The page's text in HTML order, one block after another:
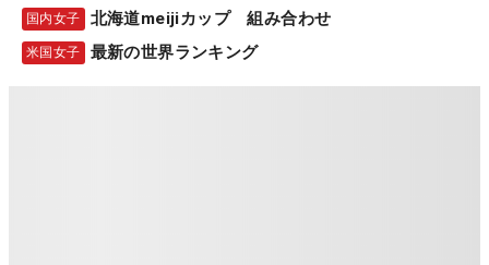
国内女子 北海道meijiカップ 組み合わせ
米国女子 最新の世界ランキング